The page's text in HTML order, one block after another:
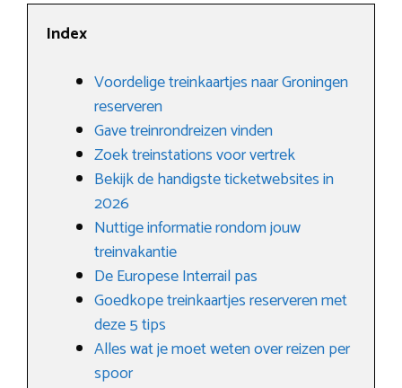
Index
Voordelige treinkaartjes naar Groningen
reserveren
Gave treinrondreizen vinden
Zoek treinstations voor vertrek
Bekijk de handigste ticketwebsites in
2026
Nuttige informatie rondom jouw
treinvakantie
De Europese Interrail pas
Goedkope treinkaartjes reserveren met
deze 5 tips
Alles wat je moet weten over reizen per
spoor